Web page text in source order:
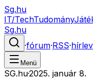
Sg.hu
IT/TechTudomány
Sg.hu
·fórum·RSS·
Menü
SG.hu·2025. január 8.